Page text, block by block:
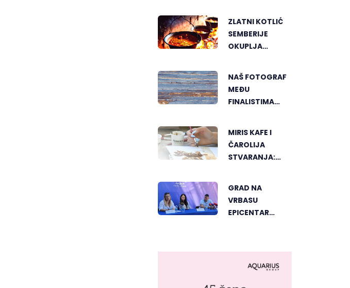
ZLATNI KOTLIĆ
SEMBERIJE
OKUPLJA
RIBLJEG
PAPRIKAŠA U
DVOROVIMA
NAŠ FOTOGRAF
MEĐU
FINALISTIMA
PHOTOGRAPHY"
FESTIVALA U
MONGOLIJI
MIRIS KAFE I
ČAROLIJA
STVARANJA:
UMJETNOSTI U
BANJALUCI
GRAD NA
VRBASU
EPICENTAR